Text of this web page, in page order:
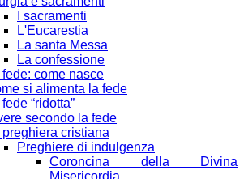
I sacramenti
L'Eucarestia
La santa Messa
La confessione
fede: come nasce
si alimenta la fede
fede “ridotta”
secondo la fede
preghiera cristiana
Preghiere di indulgenza
Coroncina della Divina
Misericordia